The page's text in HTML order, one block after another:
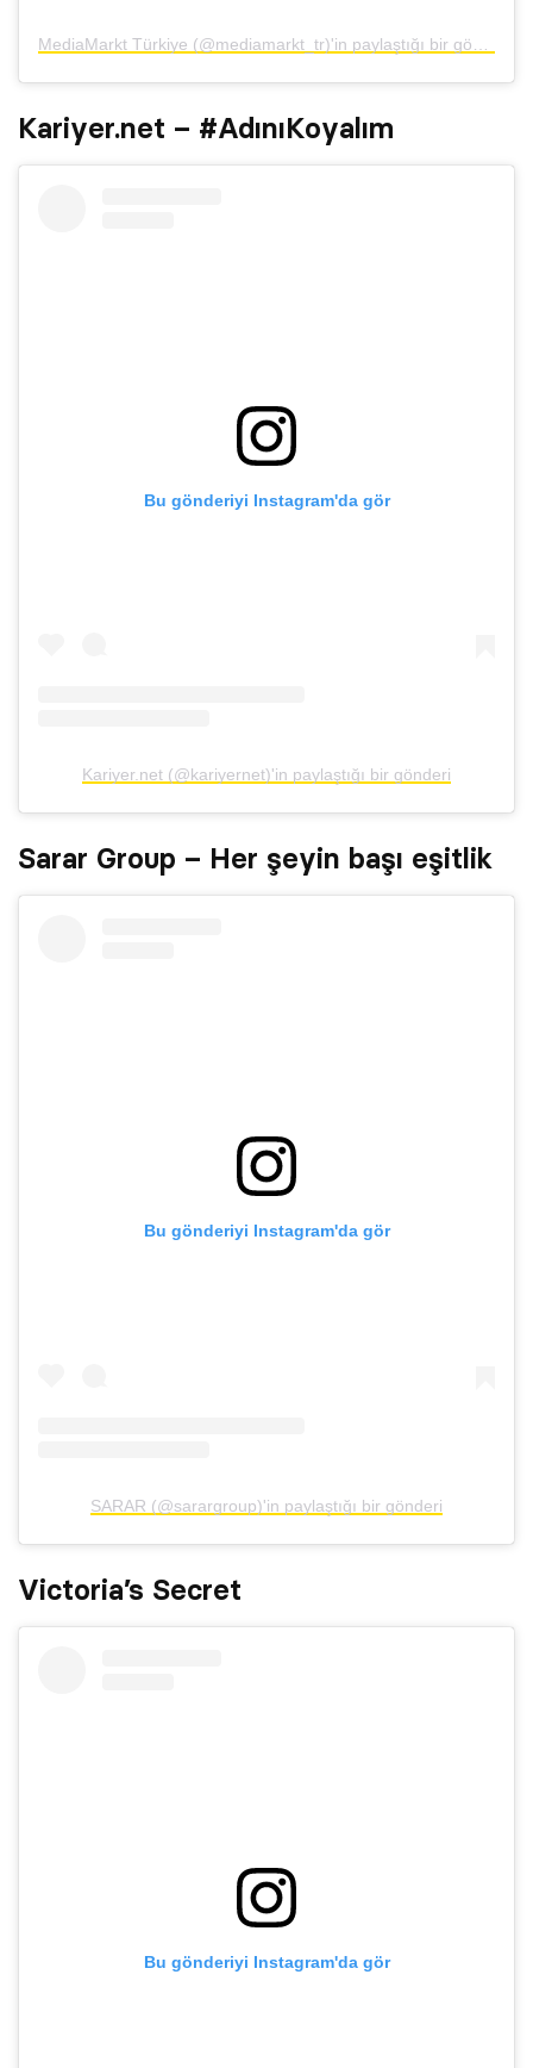
Kariyer.net – #AdınıKoyalım
Bu gönderiyi Instagram'da gör
Kariyer.net (@kariyernet)'in paylaştığı bir gönderi
Sarar Group – Her şeyin başı eşitlik
Bu gönderiyi Instagram'da gör
SARAR (@sarargroup)'in paylaştığı bir gönderi
Victoria’s Secret
Bu gönderiyi Instagram'da gör